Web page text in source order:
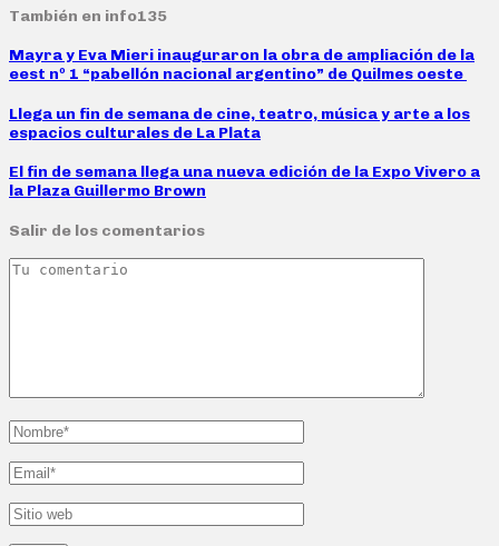
También en info135
Mayra y Eva Mieri inauguraron la obra de ampliación de la
eest nº 1 “pabellón nacional argentino” de Quilmes oeste
Llega un fin de semana de cine, teatro, música y arte a los
espacios culturales de La Plata
El fin de semana llega una nueva edición de la Expo Vivero a
la Plaza Guillermo Brown
Salir de los comentarios